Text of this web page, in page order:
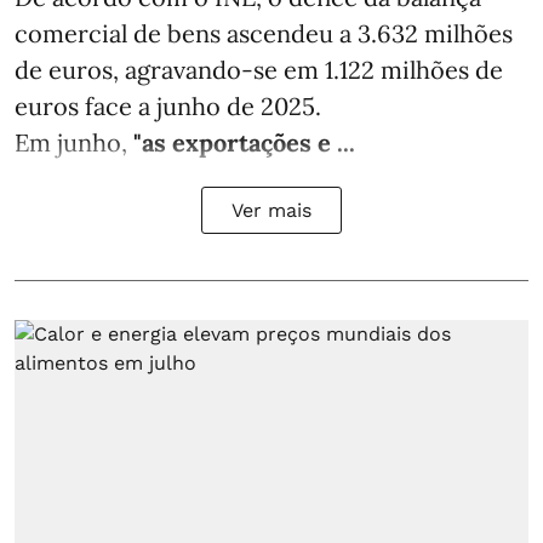
comercial de bens ascendeu a 3.632 milhões
de euros, agravando-se em 1.122 milhões de
euros face a junho de 2025.
Em junho, "as exportações e ...
Ver mais